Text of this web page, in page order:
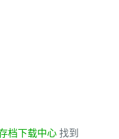
档下载中心 找到